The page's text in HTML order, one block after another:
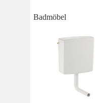
Badmöbel